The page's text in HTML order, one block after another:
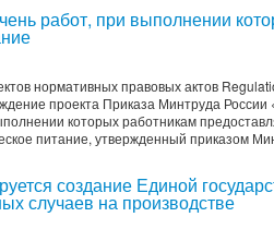
работ, при выполнении
нормативных правовых актов
проекта Приказа Минтруда
которых работникам
питание, утвержденный приказом
создание Единой
случаев на производстве